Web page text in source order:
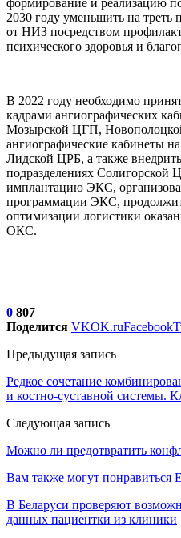
формирование и реализацию
2030 году уменьшить на
от НИЗ посредством
психического здоровья и
В 2022 году необходимо
кадрами ангиографических
Мозырской ЦГП,
ангиографические кабинеты
Лидской ЦРБ, а также
подразделениях
имплантацию ЭКС,
программации ЭКС,
оптимизации логистики
ОКС.
0 807
Поделится VKOK.ruFacebook
Предыдущая запись
Редкое сочетание
и костно-суставной системы.
Следующая запись
Можно ли предотвратить
Вам также могут понравиться
В Беларуси проверяют
данных пациентки из клиники